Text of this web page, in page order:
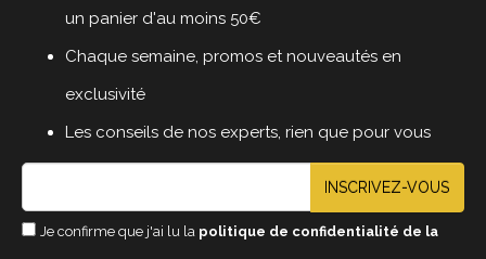
un panier d'au moins 50€
Chaque semaine, promos et nouveautés en
exclusivité
Les conseils de nos experts, rien que pour vous
INSCRIVEZ-VOUS
Je confirme que j'ai lu la politique de confidentialité de la